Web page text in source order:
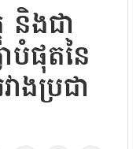
និងជា
ាបំផុតនៃ
ងប្រជា